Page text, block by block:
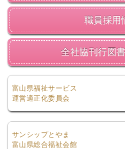
職員採用
全社協刊行図
富山県福祉サービス
運営適正化委員会
サンシップとやま
富山県総合福祉会館